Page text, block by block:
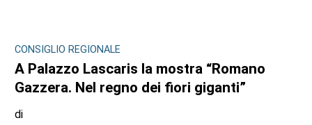
CONSIGLIO REGIONALE
A Palazzo Lascaris la mostra “Romano
Gazzera. Nel regno dei fiori giganti”
di